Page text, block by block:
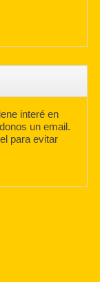
interé en
un email.
para evitar